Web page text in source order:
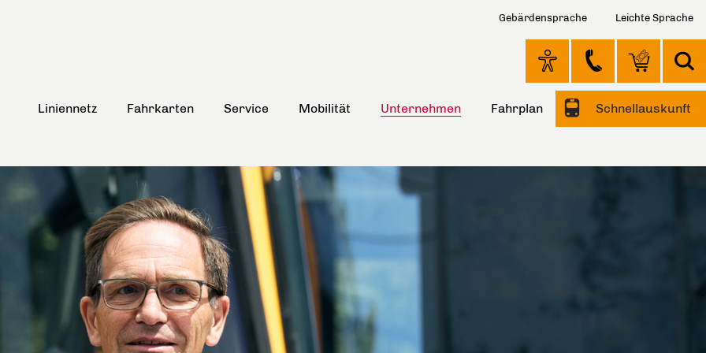
Gebärdensprache Leichte Sprache
Liniennetz Fahrkarten Service Mobilität Unternehmen Fahrplan Schnellauskunft